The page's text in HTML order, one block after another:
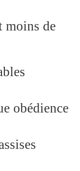
moins de
obédience